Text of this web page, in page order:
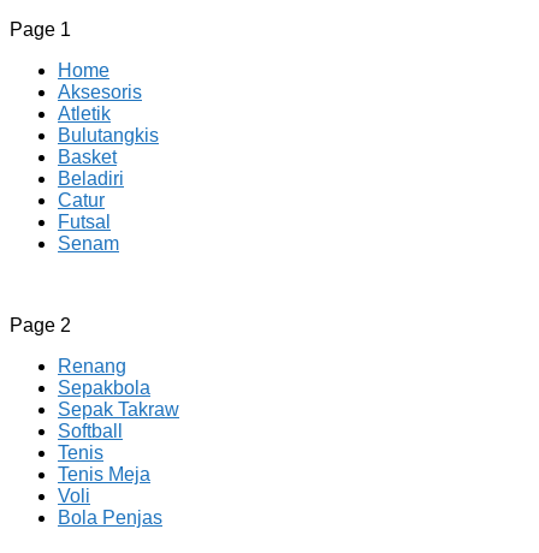
Page 1
Home
Aksesoris
Atletik
Bulutangkis
Basket
Beladiri
Catur
Futsal
Senam
CV JAYA BERSAMA Co Id
Menyediakan Semua Perlengkapan Olahraga Yang
Page 2
Renang
Sepakbola
Sepak Takraw
Softball
Tenis
Tenis Meja
Voli
Bola Penjas